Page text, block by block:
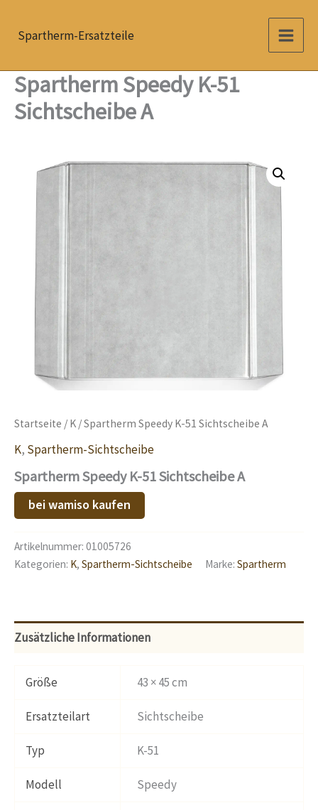
InhaltSpartherm-Ersatzteile
Spartherm Speedy K-51
Sichtscheibe A
Startseite / K / Spartherm Speedy K-51 Sichtscheibe A
K, Spartherm-Sichtscheibe
Spartherm Speedy K-51 Sichtscheibe A
bei wamiso kaufen
Artikelnummer: 01005726
Kategorien: K, Spartherm-Sichtscheibe Marke: Spartherm
Zusätzliche Informationen
Größe 43 × 45 cm
Ersatzteilart Sichtscheibe
Typ K-51
Modell Speedy